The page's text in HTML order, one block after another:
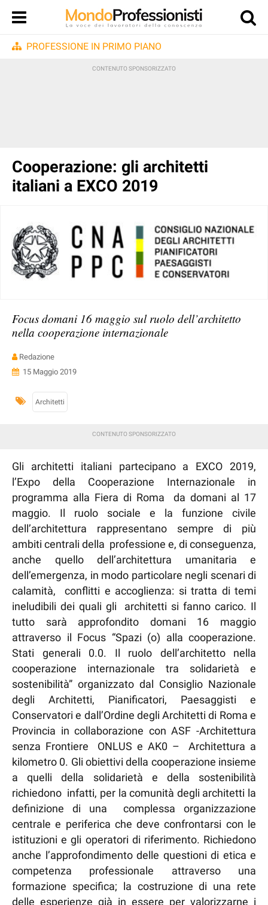
PROFESSIONE IN PRIMO PIANO
Cooperazione: gli architetti
italiani a EXCO 2019
Focus domani 16 maggio sul ruolo dell’architetto
nella cooperazione internazionale
Redazione
15 Maggio 2019
Architetti
Gli architetti italiani partecipano a EXCO 2019,
l’Expo della Cooperazione Internazionale in
programma alla Fiera di Roma da domani al 17
maggio. Il ruolo sociale e la funzione civile
dell’architettura rappresentano sempre di più
ambiti centrali della professione e, di conseguenza,
anche quello dell’architettura umanitaria e
dell’emergenza, in modo particolare negli scenari di
calamità, conflitti e accoglienza: si tratta di temi
ineludibili dei quali gli architetti si fanno carico. Il
tutto sarà approfondito domani 16 maggio
attraverso il Focus “Spazi (o) alla cooperazione.
Stati generali 0.0. Il ruolo dell’architetto nella
cooperazione internazionale tra solidarietà e
sostenibilità” organizzato dal Consiglio Nazionale
degli Architetti, Pianificatori, Paesaggisti e
Conservatori e dall’Ordine degli Architetti di Roma e
Provincia in collaborazione con ASF -Architettura
senza Frontiere ONLUS e AK0 – Architettura a
kilometro 0. Gli obiettivi della cooperazione insieme
a quelli della solidarietà e della sostenibilità
richiedono infatti, per la comunità degli architetti la
definizione di una complessa organizzazione
centrale e periferica che deve confrontarsi con le
istituzioni e gli operatori di riferimento. Richiedono
anche l’approfondimento delle questioni di etica e
competenza professionale attraverso una
formazione specifica; la costruzione di una rete
delle esperienze già in essere per valorizzarne i